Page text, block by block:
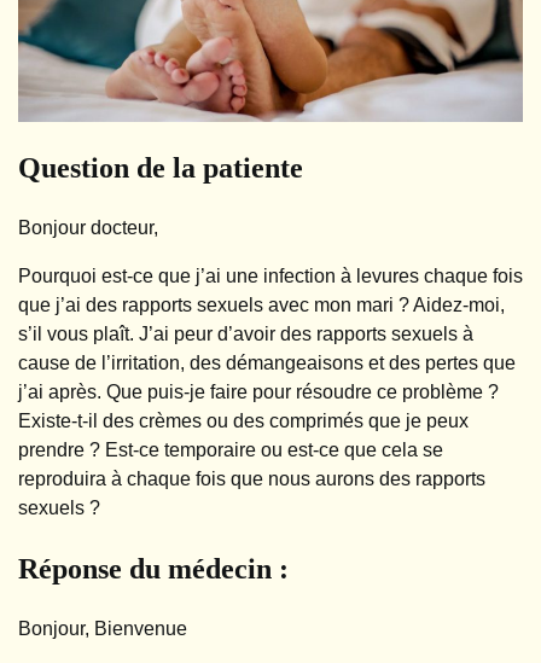
Question de la patiente
Bonjour docteur,
Pourquoi est-ce que j’ai une infection à levures chaque fois
que j’ai des rapports sexuels avec mon mari ? Aidez-moi,
s’il vous plaît. J’ai peur d’avoir des rapports sexuels à
cause de l’irritation, des démangeaisons et des pertes que
j’ai après. Que puis-je faire pour résoudre ce problème ?
Existe-t-il des crèmes ou des comprimés que je peux
prendre ? Est-ce temporaire ou est-ce que cela se
reproduira à chaque fois que nous aurons des rapports
sexuels ?
Réponse du médecin :
Bonjour, Bienvenue